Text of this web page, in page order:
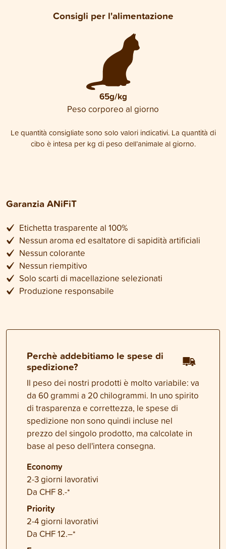
Consigli per l'alimentazione
65g/kg
Peso corporeo al giorno
Le quantità consigliate sono solo valori indicativi. La quantità di
cibo è intesa per kg di peso dell’animale al giorno.
Garanzia ANiFiT
Etichetta trasparente al 100%
Nessun aroma ed esaltatore di sapidità artificiali
Nessun colorante
Nessun riempitivo
Solo scarti di macellazione selezionati
Produzione responsabile
Perchè addebitiamo le spese di
spedizione?
Il peso dei nostri prodotti è molto variabile: va
da 60 grammi a 20 chilogrammi. In uno spirito
di trasparenza e correttezza, le spese di
spedizione non sono quindi incluse nel
prezzo del singolo prodotto, ma calcolate in
base al peso dell'intera consegna.
Economy
2-3 giorni lavorativi
Da CHF 8.-*
Priority
2-4 giorni lavorativi
Da CHF 12.–*